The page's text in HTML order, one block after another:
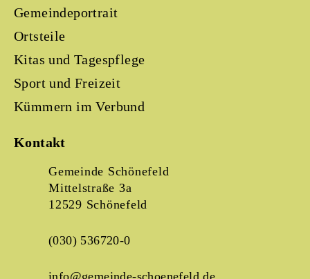
Gemeindeportrait
Ortsteile
Kitas und Tagespflege
Sport und Freizeit
Kümmern im Verbund
Kontakt
Gemeinde Schönefeld
Mittelstraße 3a
12529 Schönefeld
(030) 536720-0
info@gemeinde-schoenefeld.de